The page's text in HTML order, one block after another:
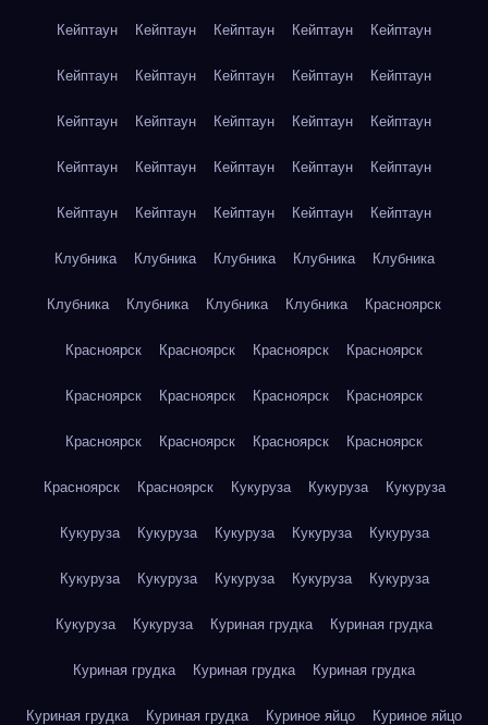
Кейптаун Кейптаун Кейптаун Кейптаун Кейптаун
Кейптаун Кейптаун Кейптаун Кейптаун Кейптаун
Кейптаун Кейптаун Кейптаун Кейптаун Кейптаун
Кейптаун Кейптаун Кейптаун Кейптаун Кейптаун
Кейптаун Кейптаун Кейптаун Кейптаун Кейптаун
Клубника Клубника Клубника Клубника Клубника
Клубника Клубника Клубника Клубника Красноярск
Красноярск Красноярск Красноярск Красноярск
Красноярск Красноярск Красноярск Красноярск
Красноярск Красноярск Красноярск Красноярск
Красноярск Красноярск Кукуруза Кукуруза Кукуруза
Кукуруза Кукуруза Кукуруза Кукуруза Кукуруза
Кукуруза Кукуруза Кукуруза Кукуруза Кукуруза
Кукуруза Кукуруза Куриная грудка Куриная грудка
Куриная грудка Куриная грудка Куриная грудка
Куриная грудка Куриная грудка Куриное яйцо Куриное яйцо